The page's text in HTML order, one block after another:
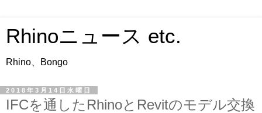
Rhinoニュース etc.
Rhino、Bongo
2018年3月14日水曜日
IFCを通したRhinoとRevitのモデル交換